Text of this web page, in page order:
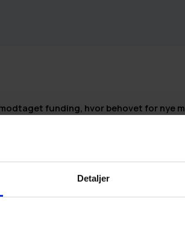
Detaljer
funding, hvor behovet for nye
de rette profiler – og samtidig
der skabte høj performance og
kommende medarbejdere:
udfyldte en Talentprofil og fik